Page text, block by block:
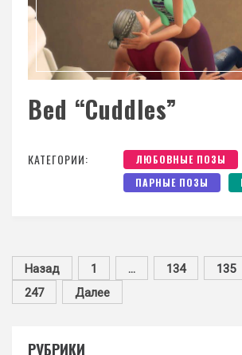
Bed “Cuddles”
КАТЕГОРИИ:
ЛЮБОВНЫЕ ПОЗЫ
ПАРНЫЕ ПОЗЫ
Назад 1 … 134 135
247
Далее
РУБРИКИ